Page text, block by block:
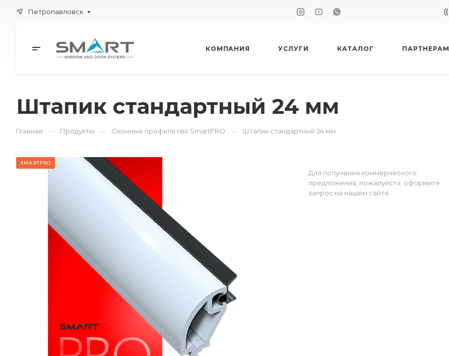
Петропавловск
КОМПАНИЯ УСЛУГИ КАТАЛОГ ПАРТНЕРАМ
Штапик стандартный 24 мм
Главная — Продукты — Оконные профили пвх SmartPRO — Штапик стандартный 24 мм
SMARTPRO
Для получения коммерческого
предложения, пожалуйста, оформите
запрос на нашем сайте.